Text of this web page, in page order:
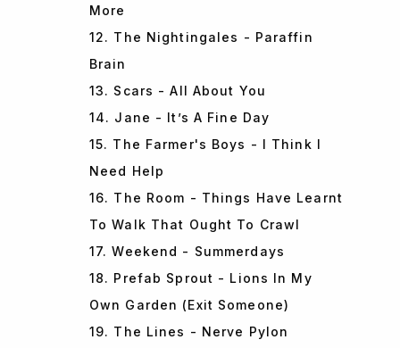
More
12. The Nightingales - Paraffin
Brain
13. Scars - All About You
14. Jane - It’s A Fine Day
15. The Farmer's Boys - I Think I
Need Help
16. The Room - Things Have Learnt
To Walk That Ought To Crawl
17. Weekend - Summerdays
18. Prefab Sprout - Lions In My
Own Garden (Exit Someone)
19. The Lines - Nerve Pylon